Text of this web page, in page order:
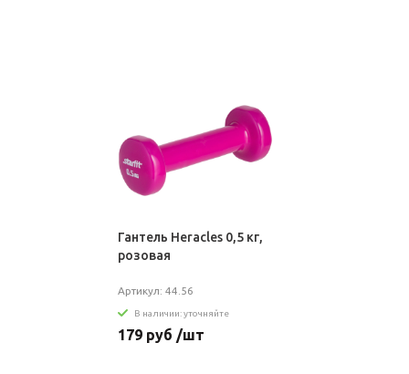
Гантель Heracles 0,5 кг,
розовая
Артикул: 44.56
В наличии: уточняйте
179 руб /шт